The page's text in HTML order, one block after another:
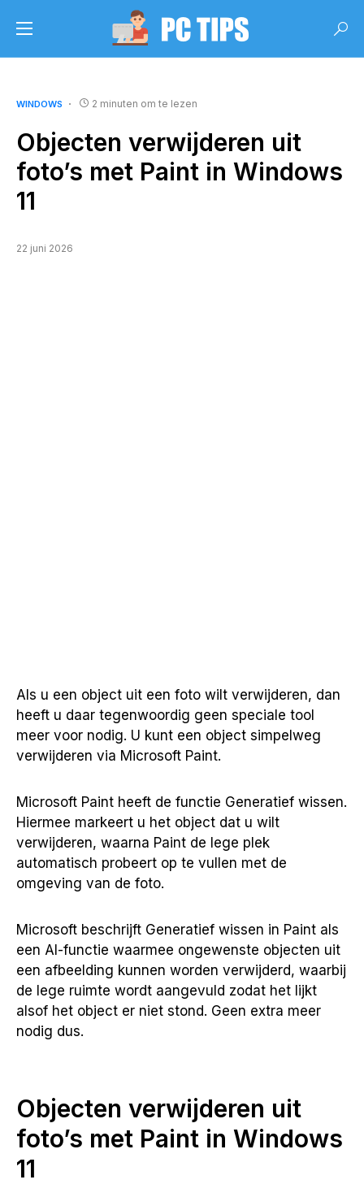
WINDOWS 2 minuten om te lezen
Objecten verwijderen uit
foto’s met Paint in Windows
11
22 juni 2026
Als u een object uit een foto wilt verwijderen, dan
heeft u daar tegenwoordig geen speciale tool
meer voor nodig. U kunt een object simpelweg
verwijderen via Microsoft Paint.
Microsoft Paint heeft de functie Generatief wissen.
Hiermee markeert u het object dat u wilt
verwijderen, waarna Paint de lege plek
automatisch probeert op te vullen met de
omgeving van de foto.
Microsoft beschrijft Generatief wissen in Paint als
een AI-functie waarmee ongewenste objecten uit
een afbeelding kunnen worden verwijderd, waarbij
de lege ruimte wordt aangevuld zodat het lijkt
alsof het object er niet stond. Geen extra meer
nodig dus.
Objecten verwijderen uit
foto’s met Paint in Windows
11